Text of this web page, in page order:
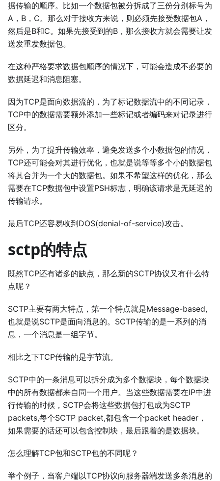
据传输的顺序。比如一个数据包被分拆成了三份分别标号为
A，B，C。那么对于接收方来说，则必须先接受数据包A，
然后是B和C。如果先接受到的B，那么接收方就会需要让发
送发重发数据包。
在这种严格要求数据包顺序的情况下，可能会造成不必要的
数据延迟和消息阻塞。
因为TCP是面向数据流的，为了标记数据流中的不同记录，
TCP中的数据需要额外添加一些标记或者编码来对记录进行
区分。
另外，为了提升传输效率，避免发送多个小数据包的情况，
TCP还可能会对其进行优化，也就是说等等多个小的数据包
将其合并为一个大的数据包。如果不希望这样的优化，那么
需要在TCP数据包中设置PSH标志，明确该请求是无延迟的
传输请求。
最后TCP还容易收到DOS(denial-of-service)攻击。
sctp的特点
既然TCP还有诸多的缺点，那么新的SCTP协议又有什么特
点呢？
SCTP主要有两大特点，第一个特点就是Message-based,
也就是说SCTP是面向消息的。SCTP传输的是一系列的消
息，一个消息是一组字节。
相比之下TCP传输的是字节流。
SCTP中的一条消息可以拆分成为多个数据块，每个数据块
中的所有数据都来自同一个用户。当这些数据需要在IP中进
行传输的时候，SCTP会将这些数据包打包成为SCTP
packets,每个SCTP packet,都包含一个packet header，
如果需要的话还可以包含控制块，最后跟着的是数据块。
怎么理解TCP包和SCTP包的不同呢？
举个例子，当客户端以TCP协议向服务器端发送多条消息的